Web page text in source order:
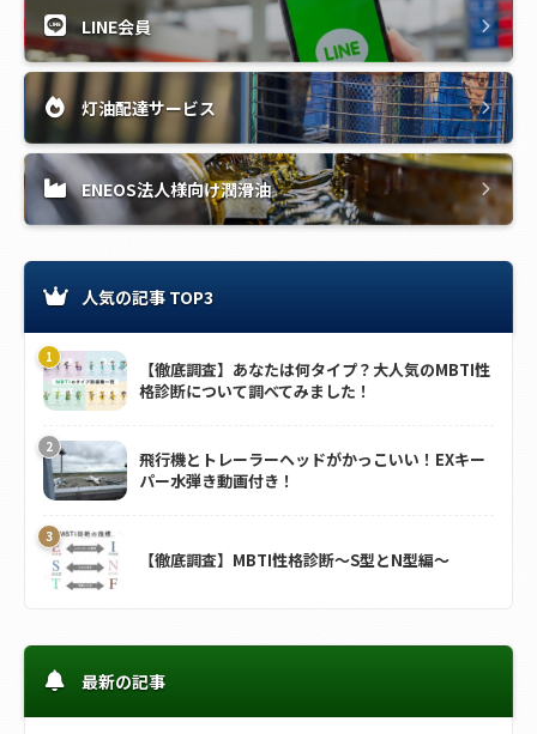
LINE会員
灯油配達サービス
ENEOS法人様向け潤滑油
人気の記事 TOP3
【徹底調査】あなたは何タイプ？大人気のMBTI性
格診断について調べてみました！
飛行機とトレーラーヘッドがかっこいい！EXキー
パー水弾き動画付き！
【徹底調査】MBTI性格診断～S型とN型編～
最新の記事